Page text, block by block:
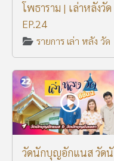
โพธาราม | เล่าหลังวัด
EP.24
รายการ เล่า หลัง วัด
วัดนักบุญอักแนส วัดนั